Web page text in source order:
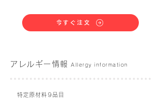
今すぐ注文
アレルギー情報 Allergy information
特定原材料9品目